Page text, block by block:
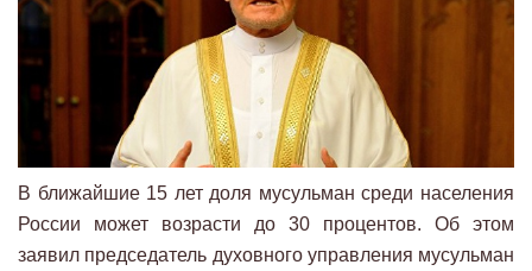
В ближайшие 15 лет доля мусульман среди населения
России может возрасти до 30 процентов. Об этом
заявил председатель духовного управления мусульман